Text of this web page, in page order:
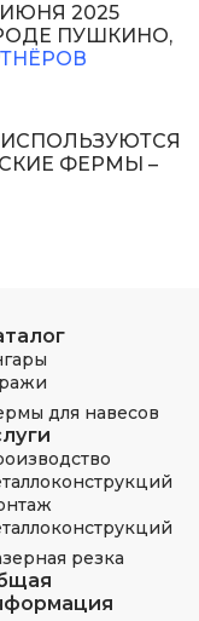
2025
ПУШКИНО,
ФЕРМЫ –
для навесов
резка